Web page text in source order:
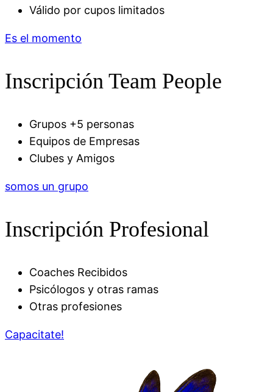
Válido por cupos limitados
Es el momento
Inscripción Team People
Grupos +5 personas
Equipos de Empresas
Clubes y Amigos
somos un grupo
Inscripción Profesional
Coaches Recibidos
Psicólogos y otras ramas
Otras profesiones
Capacitate!